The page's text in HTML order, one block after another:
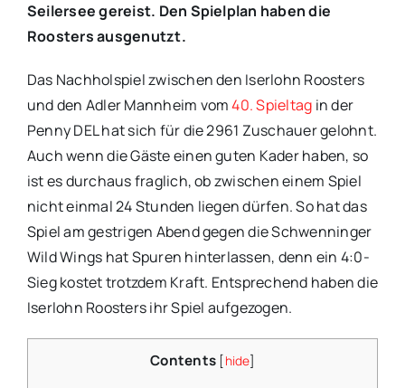
Seilersee gereist. Den Spielplan haben die
Roosters ausgenutzt.
Das Nachholspiel zwischen den Iserlohn Roosters
und den Adler Mannheim vom40. Spieltag in der
Penny DEL hat sich für die 2961 Zuschauer gelohnt.
Auch wenn die Gäste einen guten Kader haben, so
ist es durchaus fraglich, ob zwischen einem Spiel
nicht einmal 24 Stunden liegen dürfen. So hat das
Spiel am gestrigen Abend gegen die Schwenninger
Wild Wings hat Spuren hinterlassen, denn ein 4:0-
Sieg kostet trotzdem Kraft. Entsprechend haben die
Iserlohn Roosters ihr Spiel aufgezogen.
Contents [hide]